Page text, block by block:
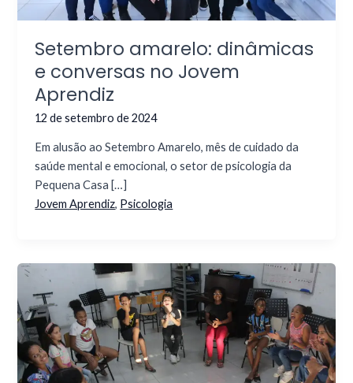
Setembro amarelo: dinâmicas
e conversas no Jovem
Aprendiz
12 de setembro de 2024
Em alusão ao Setembro Amarelo, mês de cuidado da
saúde mental e emocional, o setor de psicologia da
Pequena Casa […]
Jovem Aprendiz, Psicologia